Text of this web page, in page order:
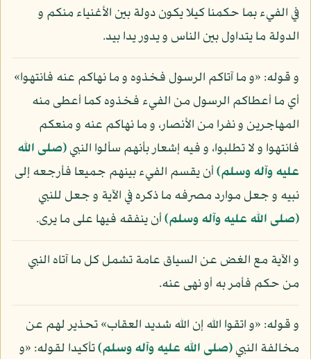
في الفيء بما حكمنا كيلا يكون دولة بين الأغنياء منكم و
الدولة ما يتداول بين الناس و يدور يدا بيد.
و قوله: «و ما آتاكم الرسول فخذوه و ما نهاكم عنه فانتهوا»
أي ما أعطاكم الرسول من الفيء فخذوه كما أعطى منه
المهاجرين و نفرا من الأنصار، و ما نهاكم عنه و منعكم
فانتهوا و لا تطلبوا، و فيه إشعار بأنهم سألوا النبي(صلى الله
عليه وآله وسلم)أن يقسم الفيء بينهم جميعا فأرجعه إلى
نبيه و جعل موارد مصرفه ما ذكره في الآية و جعل للنبي
(صلى الله عليه وآله وسلم)أن ينفقه فيها على ما يرى.
و الآية مع الغض عن السياق عامة تشمل كل ما آتاه النبي
من حكم فأمر به أو نهى عنه.
و قوله: «و اتقوا الله إن الله شديد العقاب» تحذير لهم عن
مخالفة النبي(صلى الله عليه وآله وسلم)تأكيدا لقوله: «و